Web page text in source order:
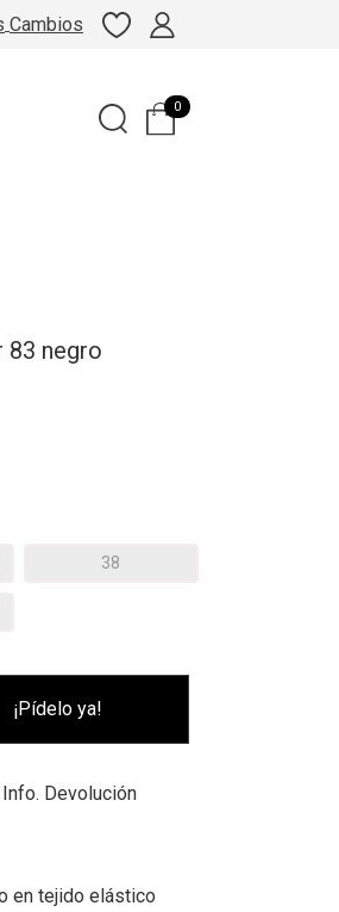
Cambios
0
83 negro
38
¡Pídelo ya!
Info. Devolución
en tejido elástico